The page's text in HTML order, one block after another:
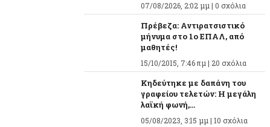
07/08/2026, 2:02 μμ | 0 σχόλια
Πρέβεζα: Αντιρατσιστικό
μήνυμα στο 1ο ΕΠΑΛ, από
μαθητές!
15/10/2015, 7:46 πμ | 20 σχόλια
Κηδεύτηκε με δαπάνη του
γραφείου τελετών: Η μεγάλη
λαϊκή φωνή,...
05/08/2023, 3:15 μμ | 10 σχόλια